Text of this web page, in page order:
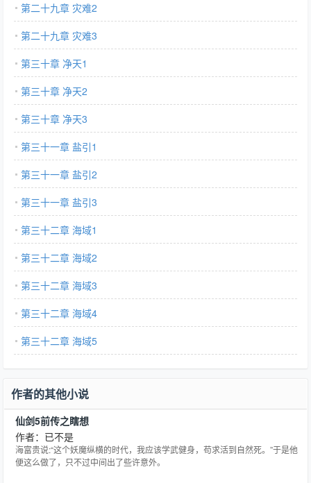
第二十九章 灾难2
第二十九章 灾难3
第三十章 净天1
第三十章 净天2
第三十章 净天3
第三十一章 盐引1
第三十一章 盐引2
第三十一章 盐引3
第三十二章 海域1
第三十二章 海域2
第三十二章 海域3
第三十二章 海域4
第三十二章 海域5
作者的其他小说
仙剑5前传之瞎想
作者：已不是
海富贵说:“这个妖魔纵横的时代，我应该学武健身，苟求活到自然死。”于是他
便这么做了，只不过中间出了些许意外。